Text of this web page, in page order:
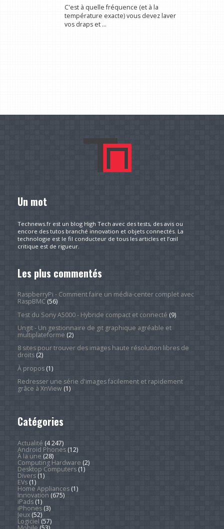
C'est à quelle fréquence (et à la
température exacte) vous devez laver
vos draps et ...
Un mot
Technews.fr est un blog High Tech avec des tests, des avis ou
encore des tutos branché innovation et objets connectés. La
technologie est le fil conducteur de tous les articles et l’œil
critique est de rigueur.
Les plus commentés
RaspberryPi - Comment faire un média-center complet avec
RaspBMC(56)
Test du Sony A5000 - Hybride compact et connecté (9)
Ungit - Un gestionnaire de git graphique agréable et
multiplateforme (2)
8 sites pour trouver des images haute résolution libres de
droits(2)
À propos(1)
Redresser une série d'images facilement et rapidement
grâce à XnView(1)
Catégories
Actualité (4 247)
Android Phones(12)
À la une (28)
Computing Hardware (2)
Desktop Computers(1)
Divers(1)
EVs(1)
Home Appliances(1)
Innovation (675)
iPads(1)
iPhones(3)
Jeux(52)
Logiciel (57)